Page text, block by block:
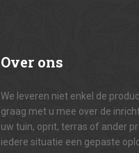
Over ons
We leveren niet enkel de
graag met u mee over de
uw tuin, oprit, terras of ander
iedere situatie een gepaste